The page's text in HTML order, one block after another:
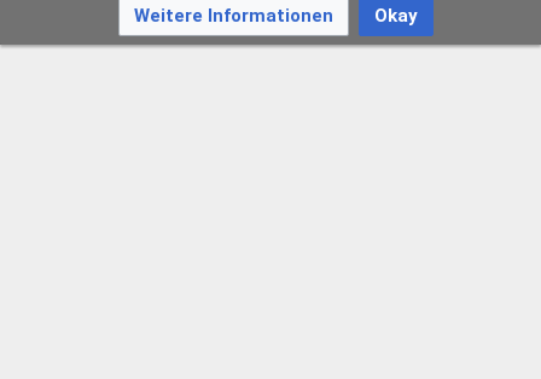
Weitere Informationen Okay